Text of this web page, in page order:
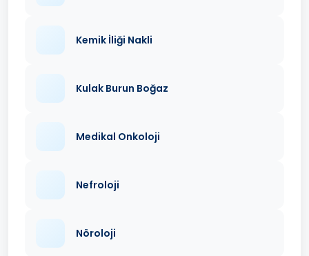
Kemik İliği Nakli
Kulak Burun Boğaz
Medikal Onkoloji
Nefroloji
Nöroloji